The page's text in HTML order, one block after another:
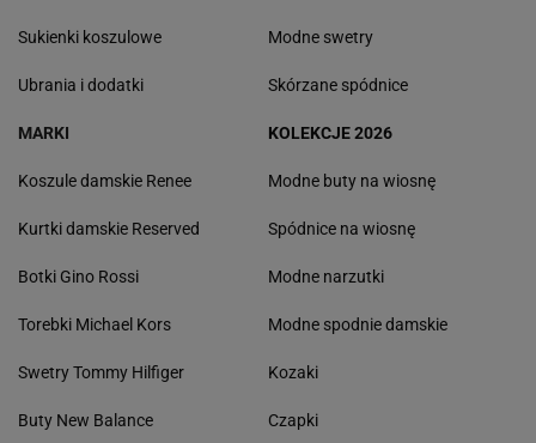
Sukienki koszulowe
Ubrania i dodatki
Modne swetry
Skórzane spódnice
MARKI
Koszule damskie Renee
Kurtki damskie Reserved
Botki Gino Rossi
Torebki Michael Kors
Swetry Tommy Hilfiger
Buty New Balance
KOLEKCJE 2026
Modne buty na wiosnę
Spódnice na wiosnę
Modne narzutki
Modne spodnie damskie
Kozaki
Czapki